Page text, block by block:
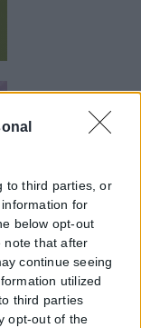
to third parties, or
for
below opt-out
note that after
continue seeing
utilized
third parties
opt-out of the